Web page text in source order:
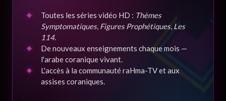
Toutes les séries vidéo HD : Thèmes
Symptomatiques, Figures Prophétiques, Les
114.
De nouveaux enseignements chaque mois —
l'arabe coranique vivant.
L'accès à la communauté raHma-TV et aux
assises coraniques.